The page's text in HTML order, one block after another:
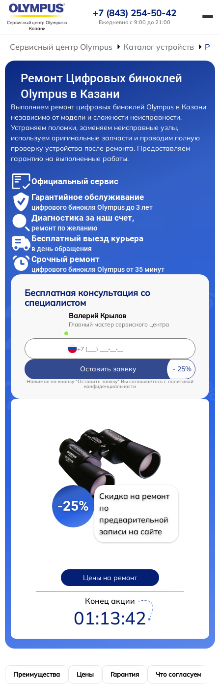
Сервисный центр Olympusв
Казани
+7 (843) 254-50-42
Ежедневно с 9:00 до 21:00
Сервисный центр Olympus Каталог устройств
Ремонт Цифровых биноклей
Olympus в Казани
Выполняем ремонт цифровых биноклей Olympus в Казани
независимо от модели и сложности неисправности.
Устраняем поломки, заменяем неисправные узлы,
используем оригинальные запчасти и проводим полную
проверку устройства после ремонта. Предоставляем
гарантию на выполненные работы.
Официальный сервис
Гарантийное обслуживание
цифрового бинокля Olympus до 3 лет
Диагностика за наш счет,
ремонт по желанию
Бесплатный выезд курьера
в день обращения
Срочный ремонт
цифрового бинокля Olympus от 35 минут
Бесплатная консультация со
специалистом
Валерий Крылов
Главный мастер сервисного центра
Оставить заявку
Нажимая на кнопку "Оставить заявку" Вы соглашаетесь c политикой
конфиденциальности
-25%
Скидка на ремонт
по
предварительной
записи на сайте
Цены на ремонт
Конец акции
01:13:41
Преимущества Цены Гарантия Что согласуем